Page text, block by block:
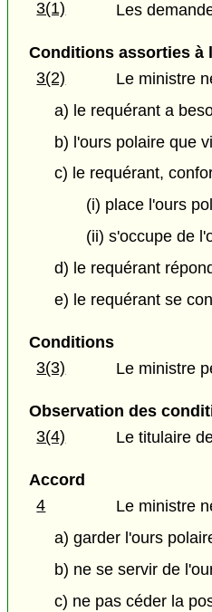
3(1)
Les
Conditions assorties à
3(2)
Le ministre
a) le requérant a
b) l'ours polaire que
c) le requérant,
(i) place l'ours
(ii) s'occupe de
d) le requérant
e) le requérant se
Conditions
3(3)
Le ministre
Observation des
3(4)
Le titulaire
Accord
4
Le ministre
a) garder l'ours
b) ne se servir de
c) ne pas céder la